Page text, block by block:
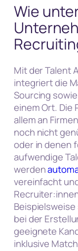
Wie
Mit der Talent
integriert die
Sourcing
einem Ort. Die
allem an
noch nicht
oder in denen
aufwendige
werden
vereinfacht
bei der
geeignete
inklusive